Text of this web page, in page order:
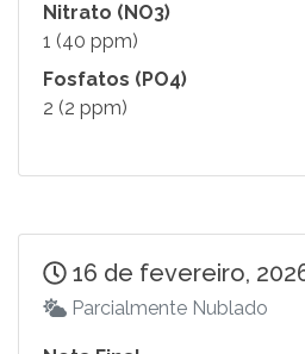
Nitrato (NO3)
1 (40 ppm)
Fosfatos (PO4)
2 (2 ppm)
16 de fevereiro,
Parcialmente Nublado